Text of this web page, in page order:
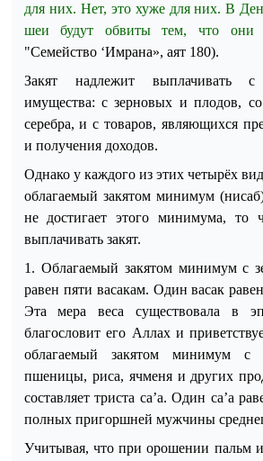
для них. Нет, это хуже для них. В
шеи будут обвиты тем, что они
"Семейство ‘Имрана», аят 180).
Закят надлежит выплачивать
имущества: с зерновых и плодов,
серебра, и с товаров, являющихся
и получения доходов.
Однако у каждого из этих четырёх
облагаемый закятом минимум
не достигает этого минимума, то
выплачивать закят.
1. Облагаемый закятом минимум с
равен пяти васакам. Один васак
Эта мера веса существовала в
благословит его Аллах и
облагаемый закятом минимум с
пшеницы, риса, ячменя и других
составляет триста са’а. Один са’а
полных пригоршней мужчины
Учитывая, что при орошении пальм и